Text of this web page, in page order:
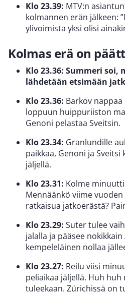
Klo 23.39: MTV:n
kolmannen erän jälkeen:
ylivoimista yksi olisi
Kolmas erä on
Klo 23.36: Summeri
lähdetään etsimään
Klo 23.36: Barkov
loppuun huippuriiston
Genoni pelastaa Sveitsin.
Klo 23.34: Granlundille
paikkaa, Genoni ja
jäljellä.
Klo 23.31: Kolme
Mennäänkö viime
ratkaisua jatkoerästä?
Klo 23.29: Suter tulee
jalalla ja pääsee
kempeleläinen nollaa
Klo 23.27: Reilu viisi
peliaikaa jäljellä. Huh
tuleekaan. Zürichissä on